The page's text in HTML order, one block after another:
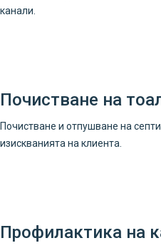
канали.
Почистване на
Почистване и отпушване на
изискванията на клиента.
Профилактика на